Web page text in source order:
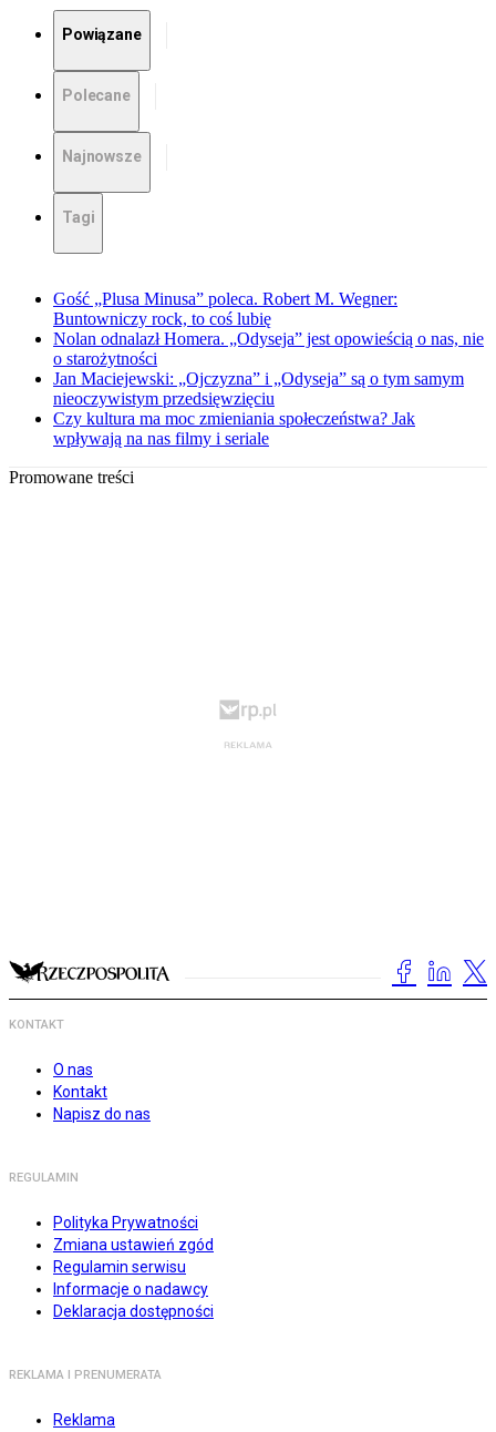
Powiązane
Polecane
Najnowsze
Tagi
Gość „Plusa Minusa” poleca. Robert M. Wegner:
Buntowniczy rock, to coś lubię
Nolan odnalazł Homera. „Odyseja” jest opowieścią o nas, nie
o starożytności
Jan Maciejewski: „Ojczyzna” i „Odyseja” są o tym samym
nieoczywistym przedsięwzięciu
Czy kultura ma moc zmieniania społeczeństwa? Jak
wpływają na nas filmy i seriale
Promowane treści
KONTAKT
O nas
Kontakt
Napisz do nas
REGULAMIN
Polityka Prywatności
Zmiana ustawień zgód
Regulamin serwisu
Informacje o nadawcy
Deklaracja dostępności
REKLAMA I PRENUMERATA
Reklama